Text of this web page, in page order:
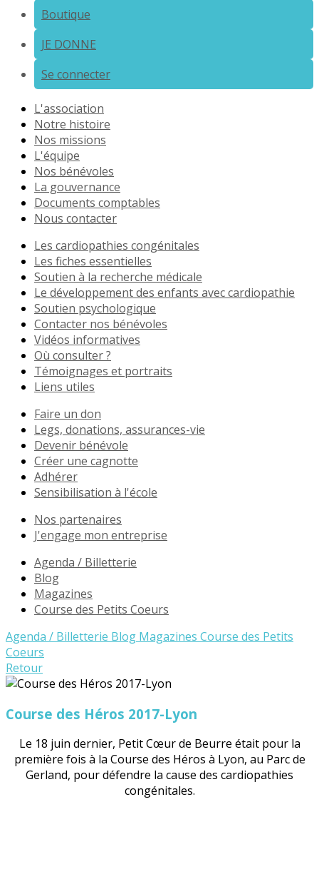
Boutique
JE DONNE
Se connecter
L'association
Notre histoire
Nos missions
L'équipe
Nos bénévoles
La gouvernance
Documents comptables
Nous contacter
Les cardiopathies congénitales
Les fiches essentielles
Soutien à la recherche médicale
Le développement des enfants avec cardiopathie
Soutien psychologique
Contacter nos bénévoles
Vidéos informatives
Où consulter ?
Témoignages et portraits
Liens utiles
Faire un don
Legs, donations, assurances-vie
Devenir bénévole
Créer une cagnotte
Adhérer
Sensibilisation à l'école
Nos partenaires
J'engage mon entreprise
Agenda / Billetterie
Blog
Magazines
Course des Petits Coeurs
Agenda / Billetterie Blog Magazines Course des Petits
Coeurs
Retour
Course des Héros 2017-Lyon
Le 18 juin dernier, Petit Cœur de Beurre était pour la
première fois à la Course des Héros à Lyon, au Parc de
Gerland, pour défendre la cause des cardiopathies
congénitales.